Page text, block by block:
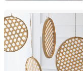
Shuifu Huiyang
Yunnan, China